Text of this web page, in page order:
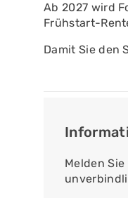
Ab 2027 wird
Frühstart-
Damit Sie den
Melden